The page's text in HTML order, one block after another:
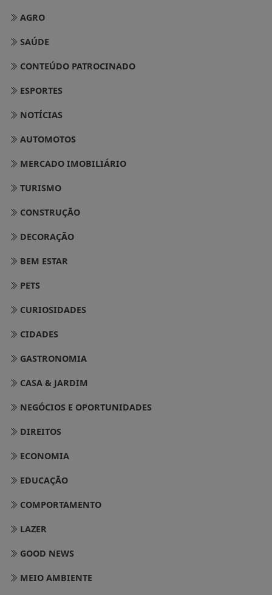
AGRO
SAÚDE
CONTEÚDO PATROCINADO
ESPORTES
NOTÍCIAS
AUTOMOTOS
MERCADO IMOBILIÁRIO
TURISMO
CONSTRUÇÃO
DECORAÇÃO
BEM ESTAR
PETS
CURIOSIDADES
CIDADES
GASTRONOMIA
CASA & JARDIM
NEGÓCIOS E OPORTUNIDADES
DIREITOS
ECONOMIA
EDUCAÇÃO
COMPORTAMENTO
LAZER
GOOD NEWS
MEIO AMBIENTE